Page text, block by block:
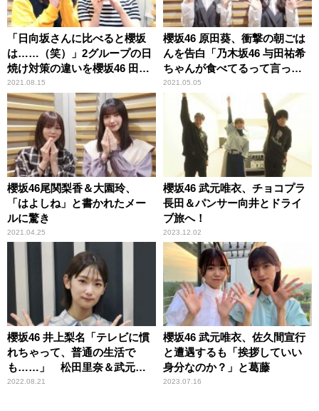
「日向坂さんに比べると櫻坂
は……（笑）」2グループの日
焼け対策の違いを櫻坂46 田村
保乃＆尾関梨香が振り返る
2021.08.15
櫻坂46 原田葵、衝撃の朝ごは
んを告白「乃木坂46 与田祐希
ちゃんが食べてるって言って
て」 そのメニューに井上梨名
驚き
2021.05.05
櫻坂46尾関梨香＆大園玲、
「はよしね」と書かれたメー
ルに驚き
2021.04.25
櫻坂46 武元唯衣、チョコプラ
長田＆パンサー向井とドライ
ブ旅へ！
2023.12.02
櫻坂46 井上梨名「テレビに慣
れちゃって、普通の生活で
も……」 松田里奈＆武元唯
衣と行ったデパートで取って
2022.08.21
櫻坂46 武元唯衣、佐久間宣行
と遭遇するも「挨拶していい
身分なのか？」と葛藤
2023.07.16